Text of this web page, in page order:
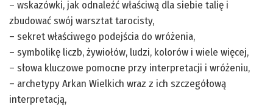
– wskazówki, jak odnaleźć właściwą dla siebie talię i
zbudować swój warsztat tarocisty,
– sekret właściwego podejścia do wróżenia,
– symbolikę liczb, żywiołów, ludzi, kolorów i wiele więcej,
– słowa kluczowe pomocne przy interpretacji i wróżeniu,
– archetypy Arkan Wielkich wraz z ich szczegółową
interpretacją,